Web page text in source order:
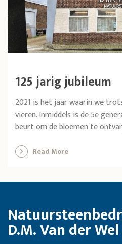
125 jarig jubileum
2021 is het jaar waarin we
vieren. Inmiddels is de 5e
beurt om de bloemen te
Read More
D.M. Van der